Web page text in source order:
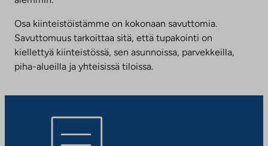
Osa kiinteistöistämme on kokonaan savuttomia.
Savuttomuus tarkoittaa sitä, että tupakointi on
kiellettyä kiinteistössä, sen asunnoissa, parvekkeilla,
piha-alueilla ja yhteisissä tiloissa.